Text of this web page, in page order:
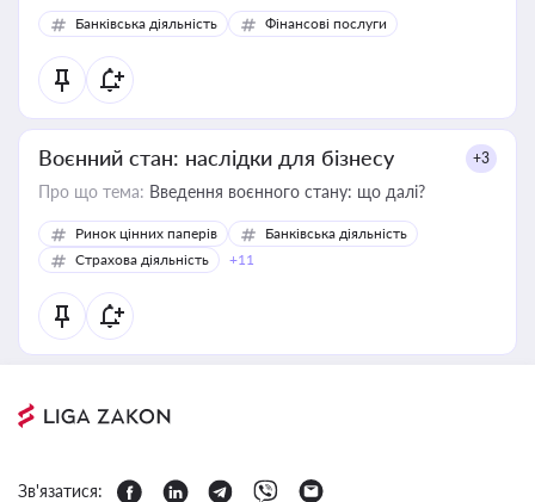
Банківська діяльність Фінансові послуги
Воєнний стан: наслідки для бізнесу +3
Про що тема: Введення воєнного стану: що далі?
Ринок цінних паперів
Банківська діяльність
Страхова діяльність
+11
Зв'язатися: